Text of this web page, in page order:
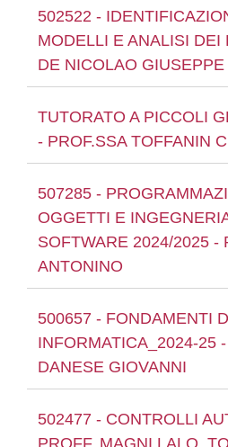
502522 -
MODELLI E ANALISI DEI
DE NICOLAO GIUSEPPE
TUTORATO A PICCOLI
- PROF.SSA TOFFANIN
507285 -
OGGETTI E
SOFTWARE 2024/2025 -
ANTONINO
500657 - FONDAMENTI
INFORMATICA_2024-25
DANESE GIOVANNI
502477 - CONTROLLI
PROFF. MAGNI LALO,